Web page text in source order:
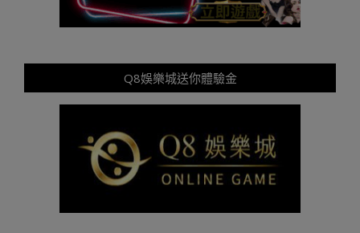
Q8娛樂城送你體驗金